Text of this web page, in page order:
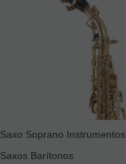
Saxo Soprano Instrumentos
Saxos Barítonos